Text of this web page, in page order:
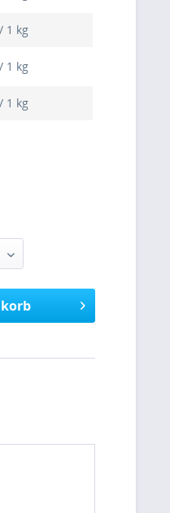
1 kg
1 kg
1 kg